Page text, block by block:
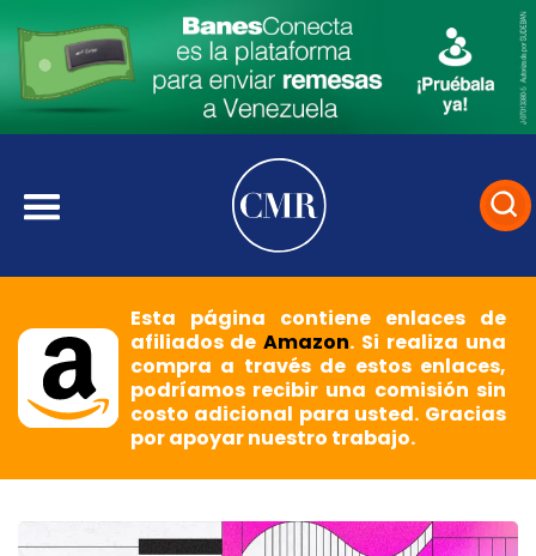
Esta página contiene enlaces de
afiliados deAmazon. Si realiza una
compra a través de estos enlaces,
podríamos recibir una comisión sin
costo adicional para usted. Gracias
por apoyar nuestro trabajo.